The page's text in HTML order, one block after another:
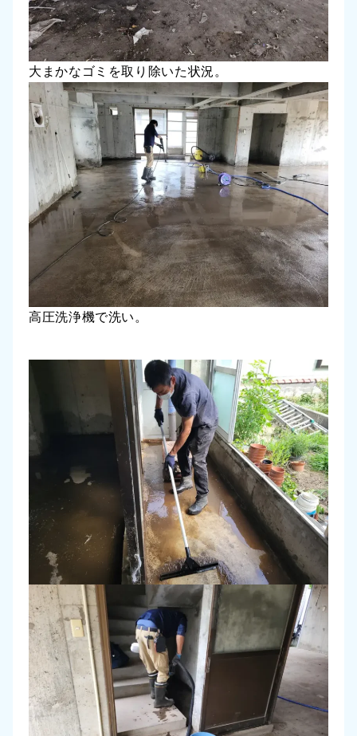
大まかなゴミを取り除いた状況。
高圧洗浄機で洗い。